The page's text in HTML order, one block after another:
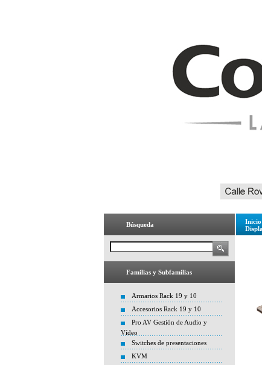
Búsqueda
Familias y Subfamilias
Armarios Rack 19 y 10
Accesorios Rack 19 y 10
Pro AV Gestión de Audio y
Vídeo
Switches de presentaciones
KVM
Inicio